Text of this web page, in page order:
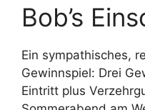
Bob’s
Ein sympathisches,
Gewinnspiel: Drei
Eintritt plus